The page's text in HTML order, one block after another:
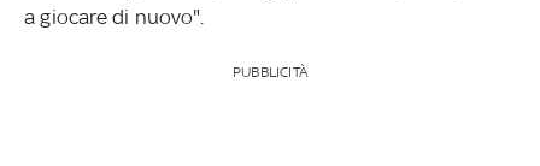
a giocare di nuovo".
PUBBLICITÀ